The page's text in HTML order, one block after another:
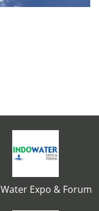
Expo & Forum